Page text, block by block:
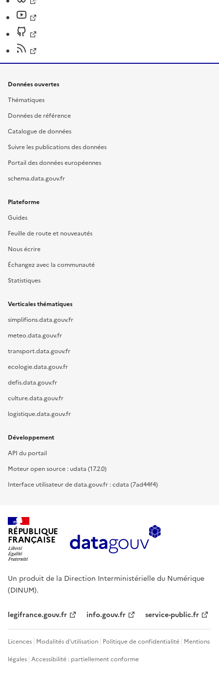
Données ouvertes
Thématiques
Données de référence
Catalogue de données
Suivre les publications des données
Portail des données européennes
schema.data.gouv.fr
Plateforme
Guides
Feuille de route et nouveautés
Nous écrire
Échangez avec la communauté
Statistiques
Verticales thématiques
simplifions.data.gouv.fr
meteo.data.gouv.fr
transport.data.gouv.fr
ecologie.data.gouv.fr
defis.data.gouv.fr
culture.data.gouv.fr
logistique.data.gouv.fr
Développement
API du portail
Moteur open source : udata (17.2.0)
Interface utilisateur de data.gouv.fr : cdata (7ad44f4)
RÉPUBLIQUE
FRANÇAISE
Un produit de la Direction Interministérielle du Numérique
(DINUM).
legifrance.gouv.fr info.gouv.fr service-public.fr
Licences Modalités d'utilisation Politique de confidentialité Mentions
légales Accessibilité : partiellement conforme